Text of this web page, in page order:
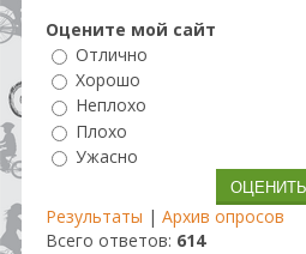
Оцените мой сайт
Отлично
Хорошо
Неплохо
Плохо
Ужасно
Результаты | Архив опросов
Всего ответов: 614